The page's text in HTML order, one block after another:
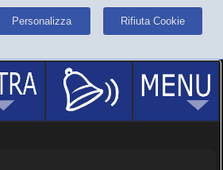
Personalizza Rifiuta Cookie